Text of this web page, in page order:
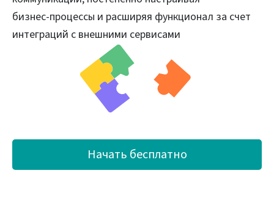
бизнес‑процессы и расширяя функционал за счет
интеграций с внешними сервисами
Начать бесплатно